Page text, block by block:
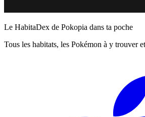
Le HabitaDex de Pokopia dans ta poche
Tous les habitats, les Pokémon à y trouver